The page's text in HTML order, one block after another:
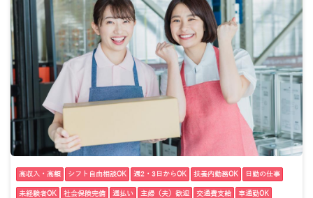
高収入・高額 シフト自由相談OK 週2・3日からOK 扶養内勤務OK 日勤の仕事
未経験者OK 社会保険完備 週払い 主婦（夫）歓迎 交通費支給 車通勤OK